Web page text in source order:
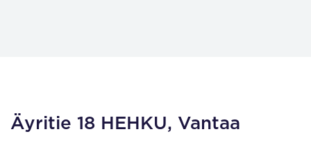
Äyritie 18 HEHKU, Vantaa